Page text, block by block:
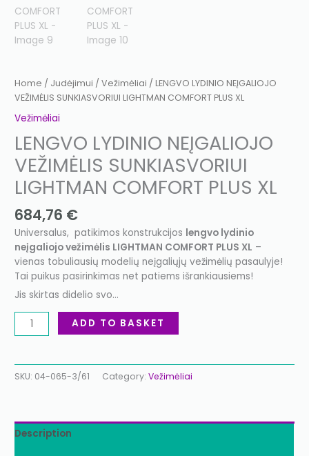
Home / Judėjimui /Vežimėliai / LENGVO LYDINIO NEĮGALIOJO
VEŽIMĖLIS SUNKIASVORIUI LIGHTMAN COMFORT PLUS XL
Vežimėliai
LENGVO LYDINIO NEĮGALIOJO
VEŽIMĖLIS SUNKIASVORIUI
LIGHTMAN COMFORT PLUS XL
684,76 €
Universalus, patikimos konstrukcijos lengvo lydinio
neįgaliojo vežimėlis LIGHTMAN COMFORT PLUS XL –
vienas tobuliausių modelių neįgaliųjų vežimėlių pasaulyje!
Tai puikus pasirinkimas net patiems išrankiausiems!
Jis skirtas didelio svo…
ADD TO BASKET
SKU: 04-065-3/61 Category:Vežimėliai
Description